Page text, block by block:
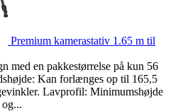
Premium kamerastativ 1.65 m til
med en pakkestørrelse på kun 56
Kan forlænges op til 165,5
Lavprofil: Minimumshøjde